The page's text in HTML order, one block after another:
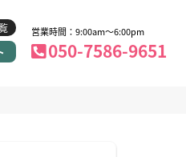
営業時間：9:00am～6:00pm
050-7586-9651